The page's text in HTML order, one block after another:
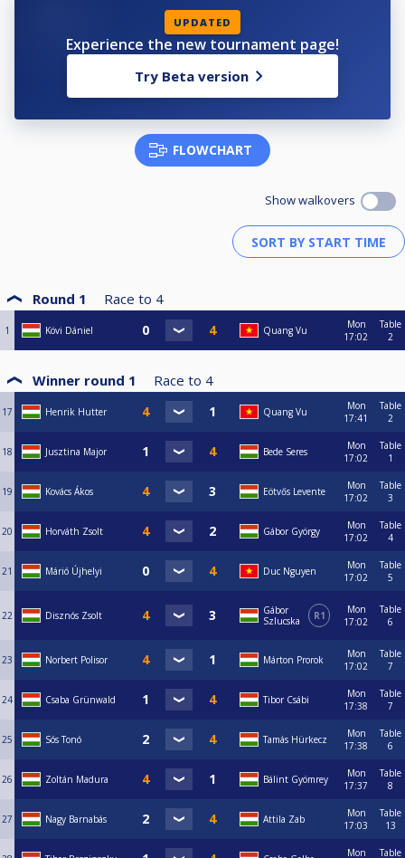
UPDATED
Experience the new tournament page!
Try Beta version
FLOWCHART
Show walkovers
Round 1 Race to 4
1 Kövi Dániel Quang Vu
Mon
17:02
Table
2
Winner round 1 Race to 4
17 Henrik Hutter Quang Vu
Mon
17:41
Table
2
18 Jusztina Major Bede Seres
Mon
17:02
Table
1
19 Kovács Ákos Eötvős Levente
Mon
17:02
Table
3
20 Horváth Zsolt Gábor György
Mon
17:02
Table
4
21 Márió Újhelyi Duc Nguyen
Mon
17:02
Table
5
22 Disznós Zsolt
Gábor
Szlucska
R1
Mon
17:02
Table
6
23 Norbert Polisor Márton Prorok
Mon
17:02
Table
7
24 Csaba Grünwald Tibor Csábi
Mon
17:38
Table
7
25 Sós Tonó Tamás Hürkecz
Mon
17:38
Table
6
26 Zoltán Madura Bálint Gyömrey
Mon
17:37
Table
8
27 Nagy Barnabás Attila Zab
Mon
17:03
Table
13
Mon Table